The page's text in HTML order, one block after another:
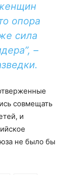
опора
сила
–
совмещать
и
не было бы